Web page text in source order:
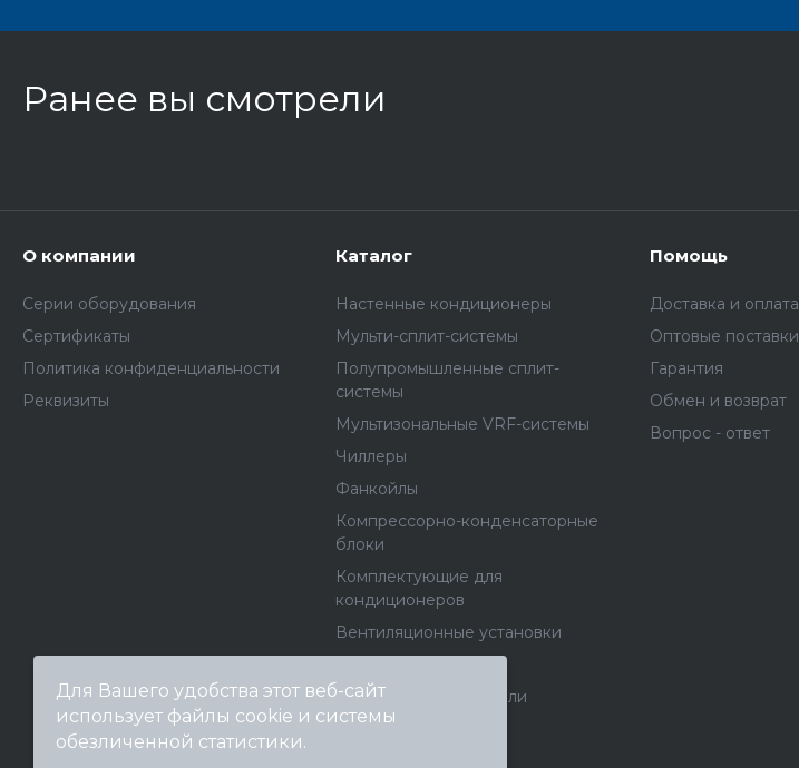
Ранее вы смотрели
О компании
Серии оборудования
Сертификаты
Политика конфиденциальности
Реквизиты
Каталог
Настенные кондиционеры
Мульти-сплит-системы
Полупромышленные сплит-
системы
Мультизональные VRF-системы
Чиллеры
Фанкойлы
Компрессорно-конденсаторные
блоки
Комплектующие для
кондиционеров
Вентиляционные установки
Канальные нагреватели
Архив моделей
Помощь
Доставка и оплата
Оптовые поставки
Гарантия
Обмен и возврат
Вопрос - ответ
Для Вашего удобства этот веб-сайт
использует файлы cookie и системы
обезличенной статистики.